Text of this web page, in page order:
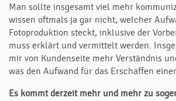
Man sollte insgesamt viel mehr
wissen oftmals ja gar nicht, welcher
Fotoproduktion steckt, inklusive der
muss erklärt und vermittelt werden.
mir von Kundenseite mehr Verständnis
was den Aufwand für das Erschaffen
Es kommt derzeit mehr und mehr zu